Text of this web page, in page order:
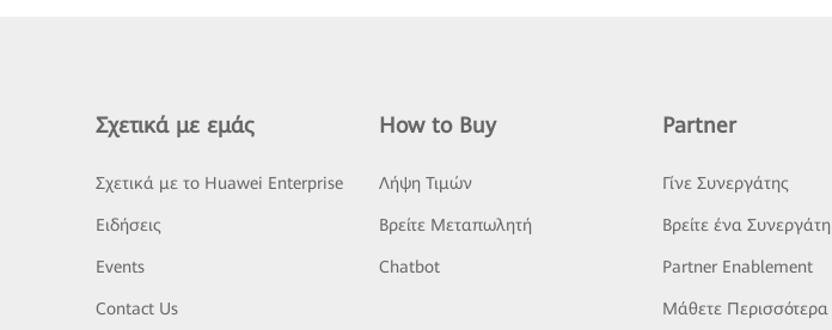
Σχετικά με εμάς
Σχετικά με το Huawei Enterprise
Ειδήσεις
Events
Contact Us
How to Buy
Λήψη Τιμών
Βρείτε Μεταπωλητή
Chatbot
Partner
Γίνε Συνεργάτης
Βρείτε ένα Συνεργάτη
Partner Enablement
Μάθετε Περισσότερα